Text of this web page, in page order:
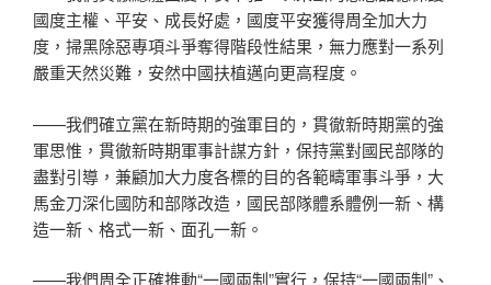
國度主權、平安、成長好處，國度平安獲得周全加大力
度，掃黑除惡專項斗爭奪得階段性結果，無力應對一系列
嚴重天然災難，安然中國扶植邁向更高程度。
——我們確立黨在新時期的強軍目的，貫徹新時期黨的強
軍思惟，貫徹新時期軍事計謀方針，保持黨對國民部隊的
盡對引導，兼顧加大力度各標的目的各範疇軍事斗爭，大
馬金刀深化國防和部隊改造，國民部隊體系體例一新、構
造一新、格式一新、面孔一新。
——我們周全正確推動“一國兩制”實行，保持“一國兩制”、